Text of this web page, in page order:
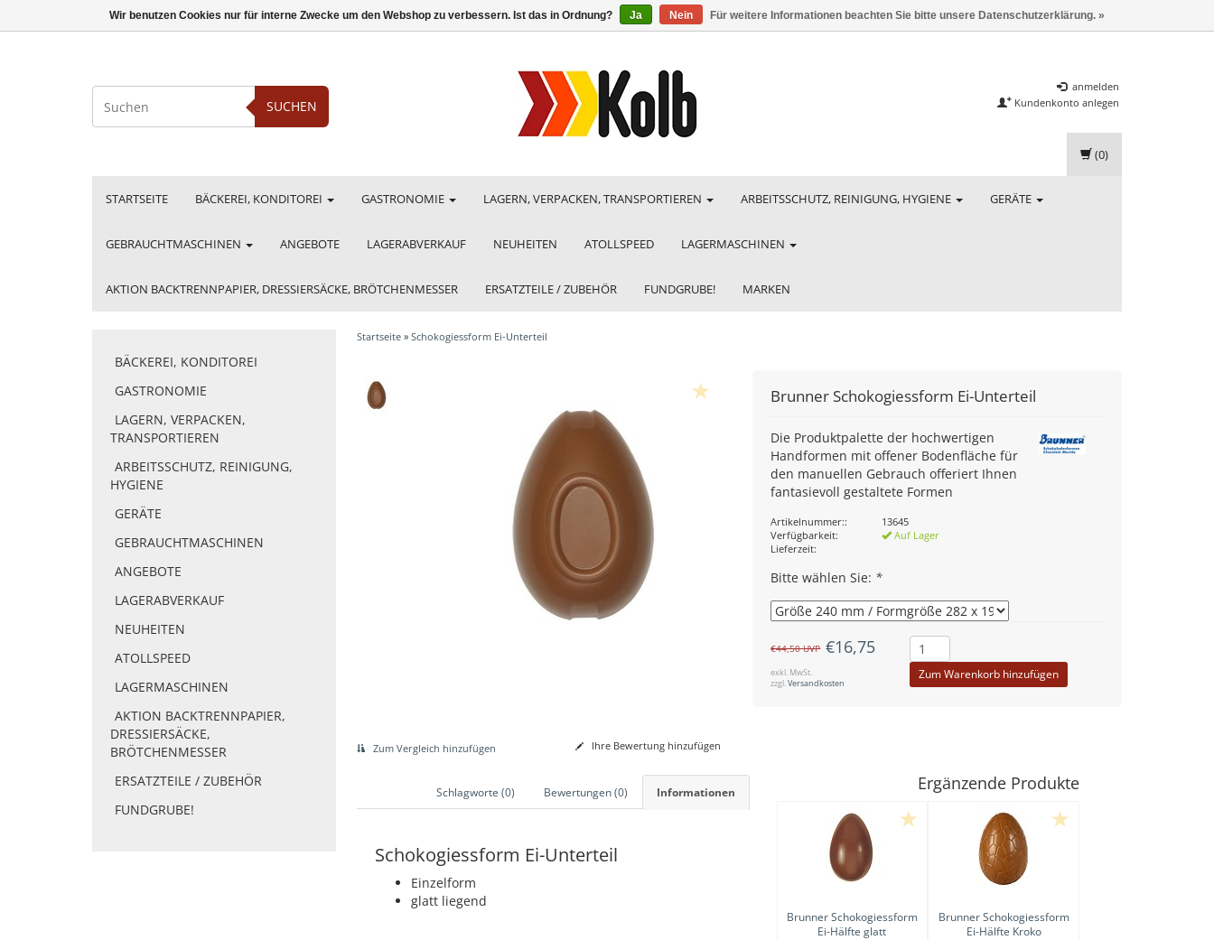
SUCHEN
anmelden
Kundenkonto anlegen
STARTSEITE BÄCKEREI, KONDITOREI GASTRONOMIE LAGERN, VERPACKEN, TRANSPORTIEREN ARBEITSSCHUTZ, REINIGUNG, HYGIENE GERÄTE
GEBRAUCHTMASCHINEN ANGEBOTE LAGERABVERKAUF NEUHEITEN ATOLLSPEED LAGERMASCHINEN
AKTION BACKTRENNPAPIER, DRESSIERSÄCKE, BRÖTCHENMESSER ERSATZTEILE / ZUBEHÖR FUNDGRUBE! MARKEN
(0)
BÄCKEREI, KONDITOREI
GASTRONOMIE
LAGERN, VERPACKEN,
TRANSPORTIEREN
ARBEITSSCHUTZ, REINIGUNG,
HYGIENE
GERÄTE
GEBRAUCHTMASCHINEN
ANGEBOTE
LAGERABVERKAUF
NEUHEITEN
ATOLLSPEED
LAGERMASCHINEN
AKTION BACKTRENNPAPIER,
DRESSIERSÄCKE,
BRÖTCHENMESSER
ERSATZTEILE / ZUBEHÖR
FUNDGRUBE!
Startseite» Schokogiessform Ei-Unterteil
Brunner Schokogiessform Ei-Unterteil
Die Produktpalette der hochwertigen
Handformen mit offener Bodenfläche für
den manuellen Gebrauch offeriert Ihnen
fantasievoll gestaltete Formen
Artikelnummer::
13645
Verfügbarkeit:
Auf Lager
Lieferzeit:
Bitte wählen Sie: *
€44,50UVP €16,75
exkl. MwSt.
zzgl.Versandkosten
Zum Warenkorb hinzufügen
Zum Vergleich hinzufügen Ihre Bewertung hinzufügen
Informationen
Bewertungen (0)
Schlagworte (0)
Schokogiessform Ei-Unterteil
Einzelform
glatt liegend
Ergänzende Produkte
BrunnerSchokogiessform
Ei-Hälfte glatt
BrunnerSchokogiessform
Ei-Hälfte Kroko
Wir benutzen Cookies nur für interne Zwecke um den Webshop zu verbessern. Ist das in Ordnung? Ja Nein Für weitere Informationen beachten Sie bitte unsere Datenschutzerklärung. »